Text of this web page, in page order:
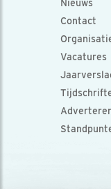
Nieuws
Contact
Vacatures